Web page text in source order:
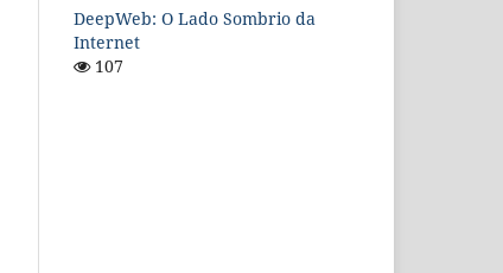
DeepWeb: O Lado Sombrio da
Internet
107